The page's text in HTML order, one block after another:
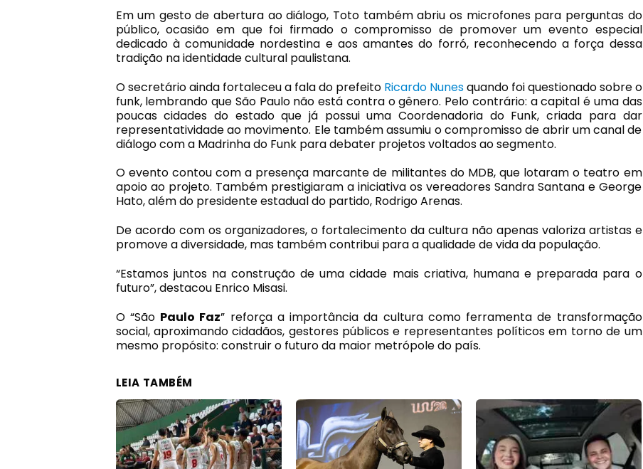
Em um gesto de abertura ao diálogo, Toto também abriu os microfones para perguntas do
público, ocasião em que foi firmado o compromisso de promover um evento especial
dedicado à comunidade nordestina e aos amantes do forró, reconhecendo a força dessa
tradição na identidade cultural paulistana.
O secretário ainda fortaleceu a fala do prefeito Ricardo Nunesquando foi questionado sobre o
funk, lembrando que São Paulo não está contra o gênero. Pelo contrário: a capital é uma das
poucas cidades do estado que já possui uma Coordenadoria do Funk, criada para dar
representatividade ao movimento. Ele também assumiu o compromisso de abrir um canal de
diálogo com a Madrinha do Funk para debater projetos voltados ao segmento.
O evento contou com a presença marcante de militantes do MDB, que lotaram o teatro em
apoio ao projeto. Também prestigiaram a iniciativa os vereadores Sandra Santana e George
Hato, além do presidente estadual do partido, Rodrigo Arenas.
De acordo com os organizadores, o fortalecimento da cultura não apenas valoriza artistas e
promove a diversidade, mas também contribui para a qualidade de vida da população.
“Estamos juntos na construção de uma cidade mais criativa, humana e preparada para o
futuro”, destacou Enrico Misasi.
O “São Paulo Faz” reforça a importância da cultura como ferramenta de transformação
social, aproximando cidadãos, gestores públicos e representantes políticos em torno de um
mesmo propósito: construir o futuro da maior metrópole do país.
LEIA TAMBÉM